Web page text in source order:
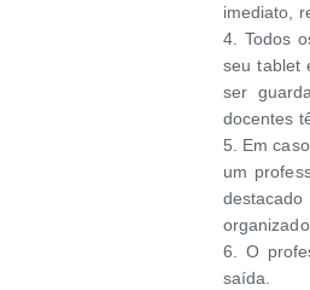
imediato,
4. Todos
seu tablet
ser
docentes
5. Em
um
6. O
saída.